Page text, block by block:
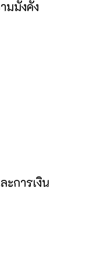
มมั่งคั่ง
การเงิน